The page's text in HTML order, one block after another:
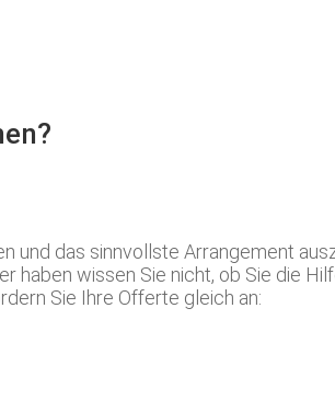
und das sinnvollste Arrangement
haben wissen Sie nicht, ob Sie die
Sie Ihre Offerte gleich an: